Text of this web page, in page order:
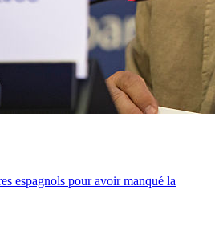
espagnols pour avoir manqué la